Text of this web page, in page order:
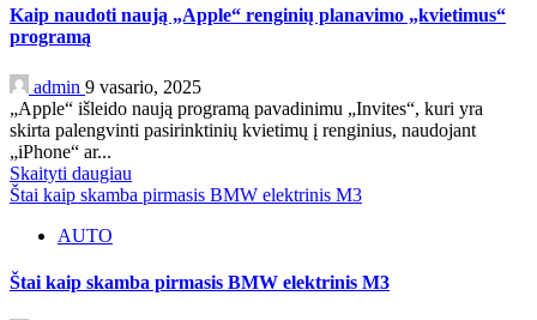
Kaip naudoti naują „Apple“ renginių planavimo „kvietimus“
programą
admin 9 vasario, 2025
„Apple“ išleido naują programą pavadinimu „Invites“, kuri yra
skirta palengvinti pasirinktinių kvietimų į renginius, naudojant
„iPhone“ ar...
Skaityti daugiau
Štai kaip skamba pirmasis BMW elektrinis M3
AUTO
Štai kaip skamba pirmasis BMW elektrinis M3